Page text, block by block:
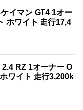
イマン GT4 1オー
ホワイト 走行17,4
2.4 RZ 1オーナー O
ワイト 走行3,200k